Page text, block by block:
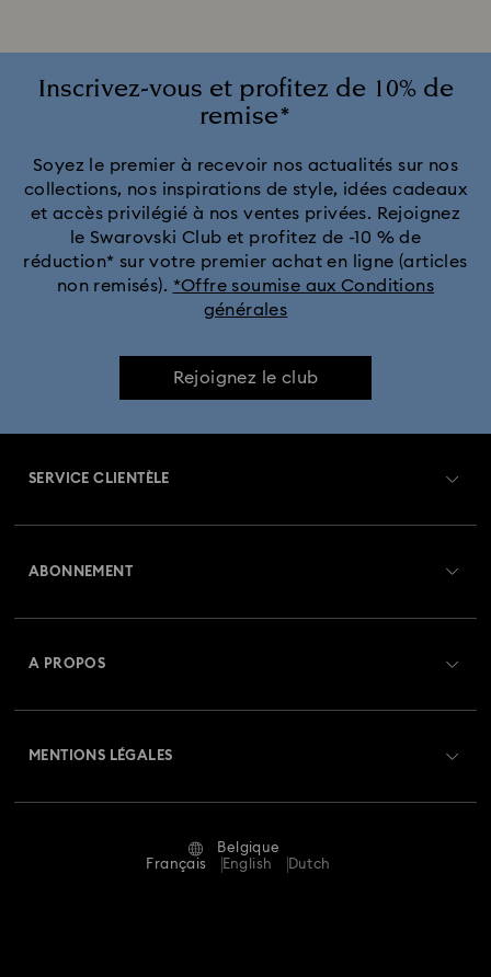
Inscrivez-vous et profitez de 10% de
remise*
Soyez le premier à recevoir nos actualités sur nos
collections, nos inspirations de style, idées cadeaux
et accès privilégié à nos ventes privées. Rejoignez
le Swarovski Club et profitez de -10 % de
réduction* sur votre premier achat en ligne (articles
non remisés). *Offre soumise aux Conditions
générales
Rejoignez le club
SERVICE CLIENTÈLE
Retours et échanges
Statut de réparation
ABONNEMENT
A PROPOS
MENTIONS LÉGALES
Conditions Générales
Belgique
Français
English Dutch